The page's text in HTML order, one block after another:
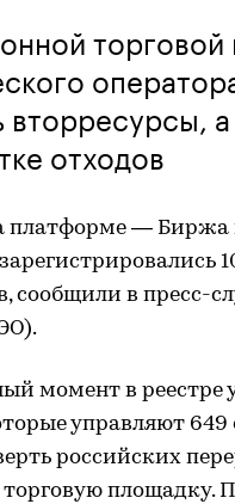
вторресурсы,
отходов
платформе —
сообщили в пресс-
момент в реестре
управляют
российских
площадку.